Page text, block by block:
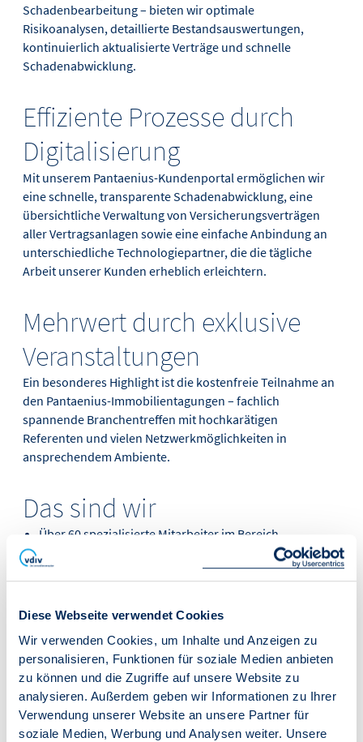
Diese Webseite verwendet Cookies
Wir verwenden Cookies, um Inhalte und Anzeigen zu
personalisieren, Funktionen für soziale Medien anbieten
zu können und die Zugriffe auf unsere Website zu
analysieren. Außerdem geben wir Informationen zu Ihrer
Verwendung unserer Website an unsere Partner für
soziale Medien, Werbung und Analysen weiter. Unsere
Schadenbearbeitung – bieten wir optimale
Risikoanalysen, detaillierte Bestandsauswertungen,
kontinuierlich aktualisierte Verträge und schnelle
Schadenabwicklung.
Effiziente Prozesse durch
Digitalisierung
Mit unserem Pantaenius-Kundenportal ermöglichen wir
eine schnelle, transparente Schadenabwicklung, eine
übersichtliche Verwaltung von Versicherungsverträgen
aller Vertragsanlagen sowie eine einfache Anbindung an
unterschiedliche Technologiepartner, die die tägliche
Arbeit unserer Kunden erheblich erleichtern.
Mehrwert durch exklusive
Veranstaltungen
Ein besonderes Highlight ist die kostenfreie Teilnahme an
den Pantaenius-Immobilientagungen – fachlich
spannende Branchentreffen mit hochkarätigen
Referenten und vielen Netzwerkmöglichkeiten in
ansprechendem Ambiente.
Das sind wir
Über 60 spezialisierte Mitarbeiter im Bereich
Über 1.200 zufriedene Immobilienkunden
Leistungsstarkes Netzwerk mit renommierten Partnern
Umfassendes digitales Kundenportal für maximale
Effizienz
Spezialkonzepte für Objekt- und
Firmenversicherungen
Premiumpartner des VDIV Deutschland e. V. seit 2012